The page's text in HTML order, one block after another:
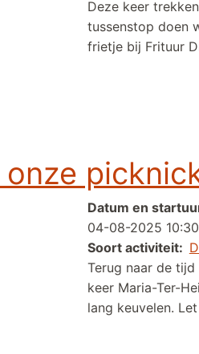
Deze keer
tussenstop doen
frietje bij Frituur
- Nijlen - Koningshooikt
Datum en
04-08-2025 10:30
Soort activiteit
Terug naar de
keer Maria-Ter-
lang keuvelen.